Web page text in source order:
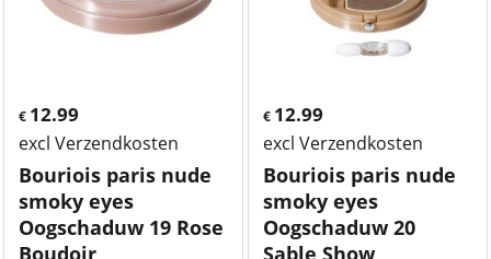
€ 12.99
excl Verzendkosten
Bouriois paris nude
smoky eyes
Oogschaduw 19 Rose
Boudoir
€ 12.99
excl Verzendkosten
Bouriois paris nude
smoky eyes
Oogschaduw 20
Sable Show